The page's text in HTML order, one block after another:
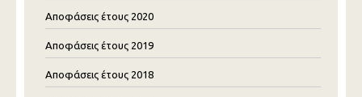
Αποφάσεις έτους 2020
Αποφάσεις έτους 2019
Αποφάσεις έτους 2018